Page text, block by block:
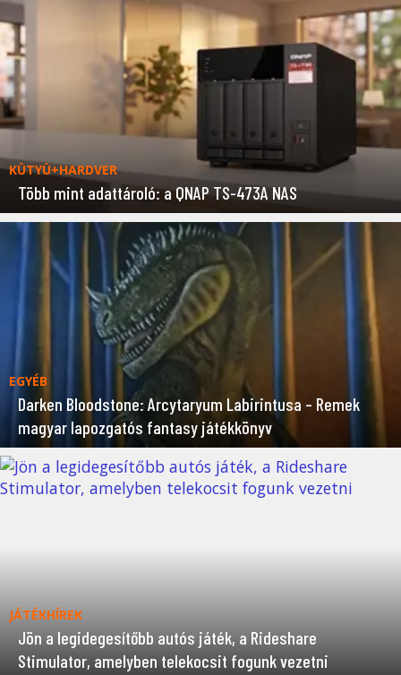
KÜTYÜ+HARDVER
Több mint adattároló: a QNAP TS-473A NAS
EGYÉB
Darken Bloodstone: Arcytaryum Labirintusa – Remek
magyar lapozgatós fantasy játékkönyv
JÁTÉKHÍREK
Jön a legidegesítőbb autós játék, a Rideshare
Stimulator, amelyben telekocsit fogunk vezetni